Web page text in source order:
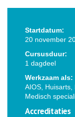
Startdatum:
20 november
Cursusduur:
1 dagdeel
Werkzaam als:
AIOS, Huisarts,
Medisch
Accreditaties